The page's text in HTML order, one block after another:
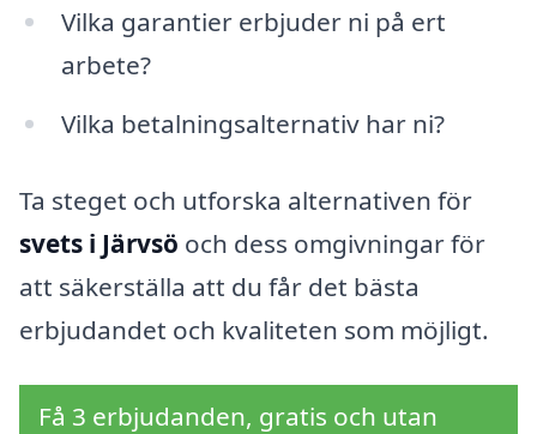
Vilka garantier erbjuder ni på ert
arbete?
Vilka betalningsalternativ har ni?
Ta steget och utforska alternativen för
svets i Järvsö och dess omgivningar för
att säkerställa att du får det bästa
erbjudandet och kvaliteten som möjligt.
Få 3 erbjudanden, gratis och utan